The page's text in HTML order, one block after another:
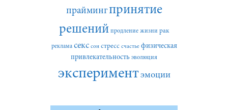
праймингпринятие
решений продление жизни рак
реклама секс сон стресс счастье физическая
привлекательность эволюция
экспериментэмоции